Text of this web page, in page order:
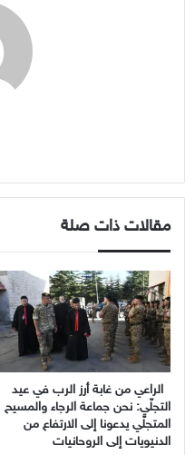
مقالات ذات صلة
الراعي من غابة أرز الرب في عيد
التجلّي: نحن جماعة الرجاء والمسيح
المتجلّي يدعونا إلى الارتفاع من
الدنيويات إلى الروحانيات